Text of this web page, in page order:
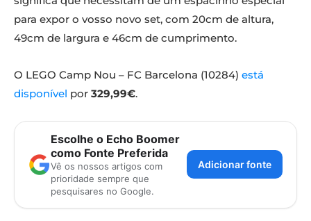
para expor o vosso novo set, com 20cm de altura,
49cm de largura e 46cm de cumprimento.
O LEGO Camp Nou – FC Barcelona (10284) está
disponível por 329,99€.
Escolhe o Echo Boomer
como Fonte Preferida
Vê os nossos artigos com
prioridade sempre que
pesquisares no Google.
Adicionar fonte